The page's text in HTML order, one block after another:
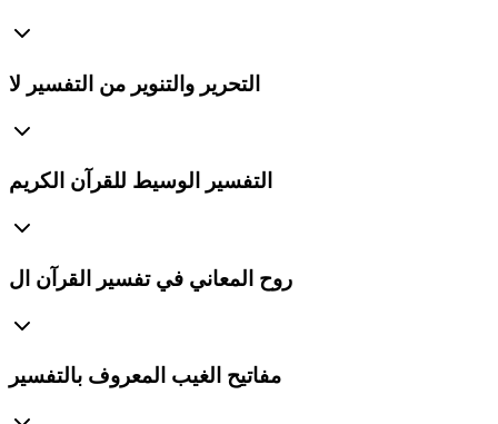
التحرير والتنوير من التفسير لا
التفسير الوسيط للقرآن الكريم
روح المعاني في تفسير القرآن ال
مفاتيح الغيب المعروف بالتفسير